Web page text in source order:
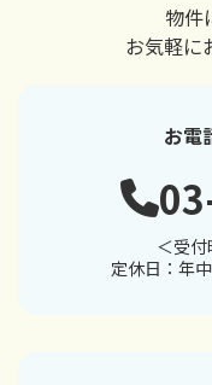
物件
お気軽に
お電
＜受
定休日：年